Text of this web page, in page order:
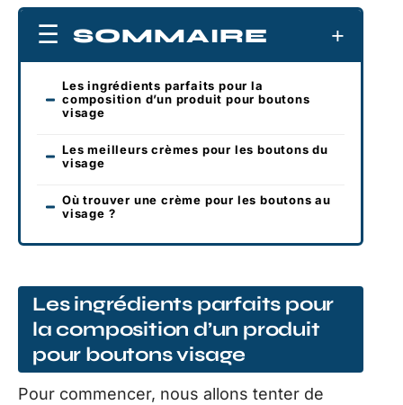
SOMMAIRE
Les ingrédients parfaits pour la
composition d’un produit pour boutons
visage
Les meilleurs crèmes pour les boutons du
visage
Où trouver une crème pour les boutons au
visage ?
Les ingrédients parfaits pour
la composition d’un produit
pour boutons visage
Pour commencer, nous allons tenter de